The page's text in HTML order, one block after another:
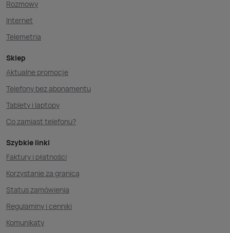
Rozmowy
Internet
Telemetria
Sklep
Aktualne promocje
Telefony bez abonamentu
Tablety i laptopy
Co zamiast telefonu?
Szybkie linki
Faktury i płatności
Korzystanie za granicą
Status zamówienia
Regulaminy i cenniki
Komunikaty